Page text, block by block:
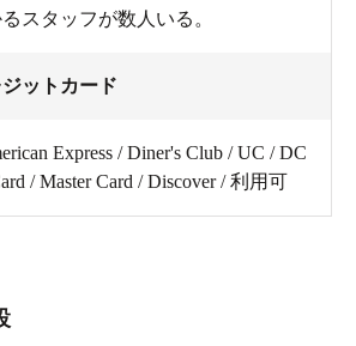
スタッフが数人いる。
ットカード
Express / Diner's Club / UC / DC
/ Master Card / Discover / 利用可